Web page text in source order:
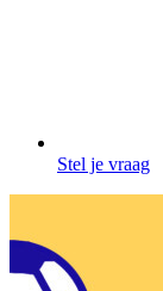
Stel je vraag